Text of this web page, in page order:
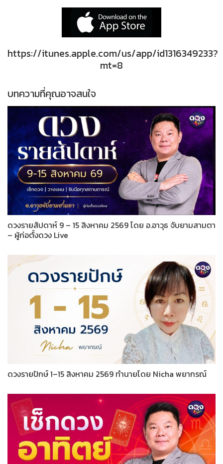
https://itunes.apple.com/us/app/id1316349233?
mt=8
บทความที่คุณอาจสนใจ
ดวงรายสัปดาห์ 9 – 15 สิงหาคม 2569 โดย อ.อาวุธ จับยามสามตา
– ผู้ก่อตั้งดวง Live
ดวงรายปักษ์ 1–15 สิงหาคม 2569 ทำนายโดย Nicha พยากรณ์